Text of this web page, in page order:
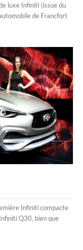
luxe Infiniti (issue du
de Francfort
Infiniti compacte
Q30, bien que